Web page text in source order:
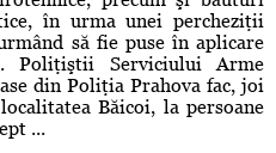
în urma unei percheziţii
să fie puse în aplicare
Poliţiştii Serviciului Arme
din Poliţia Prahova fac, joi
Băicoi, la persoane
...